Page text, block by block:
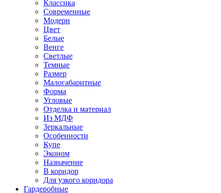
Классика
Современные
Модерн
Цвет
Белые
Венге
Светлые
Темные
Размер
Малогабаритные
Форма
Угловые
Отделка и материал
Из МДФ
Зеркальные
Особенности
Купе
Эконом
Назначение
В коридор
Для узкого коридора
Гардеробные